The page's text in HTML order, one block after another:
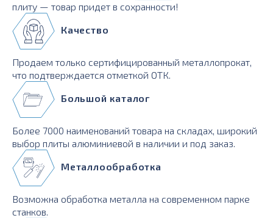
плиту — товар придет в сохранности!
Качество
Продаем только сертифицированный металлопрокат,
что подтверждается отметкой ОТК.
Большой каталог
Более 7000 наименований товара на складах, широкий
выбор плиты алюминиевой в наличии и под заказ.
Металлообработка
Возможна обработка металла на современном парке
станков.